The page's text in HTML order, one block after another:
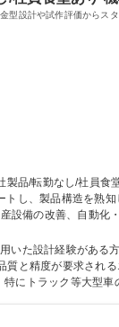
設計や試作評価からス
し、製品構造を熟
設備の改善、自動
化 ※金型設計から
として大きな裁量を持ってステップアッ
た設計経験があ
にトラック等大型